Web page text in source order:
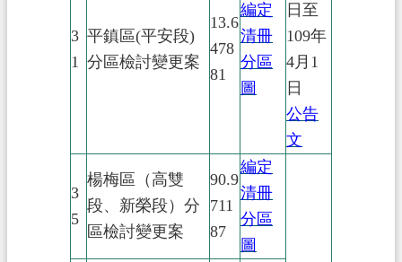
3
1
平鎮區(平安段)
分區檢討變更案
13.6
478
81
編定
清冊
分區
圖
日至
109年
4月1
日
公告
文
3
5
楊梅區（高雙
段、新榮段）分
區檢討變更案
90.9
711
87
編定
清冊
分區
圖